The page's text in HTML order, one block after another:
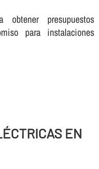
presupuestos
para instalaciones
EN